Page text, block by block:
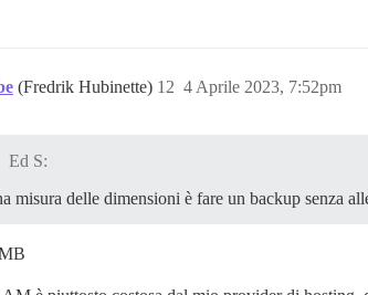
(Fredrik Hubinette) 4 Aprile 2023, 7:52pm
12
Ed S:
misura delle dimensioni è fare un backup senza